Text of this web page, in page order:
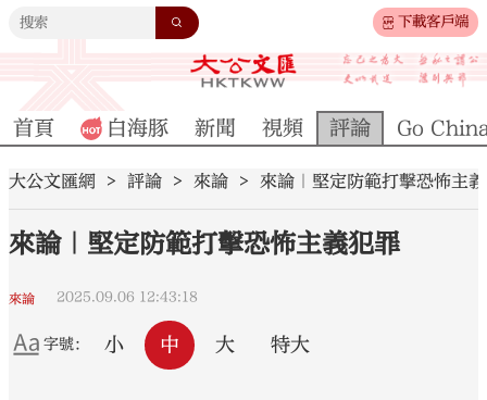
下載客戶端
首頁 白海豚 新聞 視頻 評論 Go
大公文匯網 評論 來論 來論｜堅定防範打擊恐怖主
來論｜堅定防範打擊恐怖主義犯罪
來論 2025.09.06 12:43:18
字號： 小 中 大 特大